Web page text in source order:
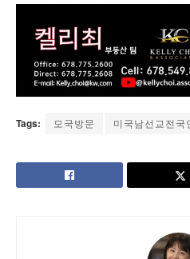
Tags: 모국방문 미국남선교전국